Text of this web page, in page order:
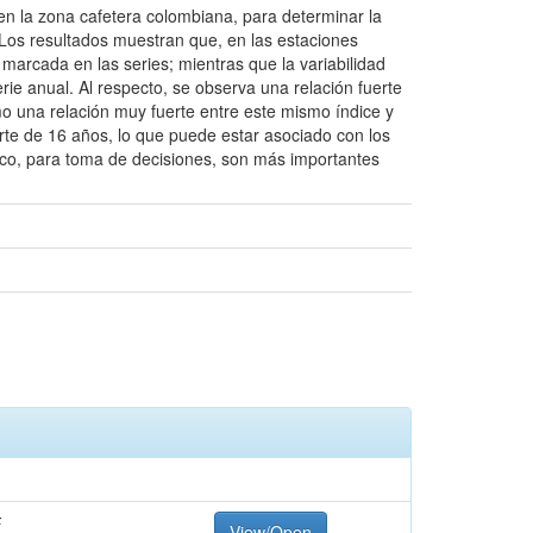
la zona cafetera colombiana, para determinar la
resultados muestran que, en las estaciones
en las series; mientras que la variabilidad
anual. Al respecto, se observa una relación fuerte
una relación muy fuerte entre este mismo índice y
de 16 años, lo que puede estar asociado con los
para toma de decisiones, son más importantes